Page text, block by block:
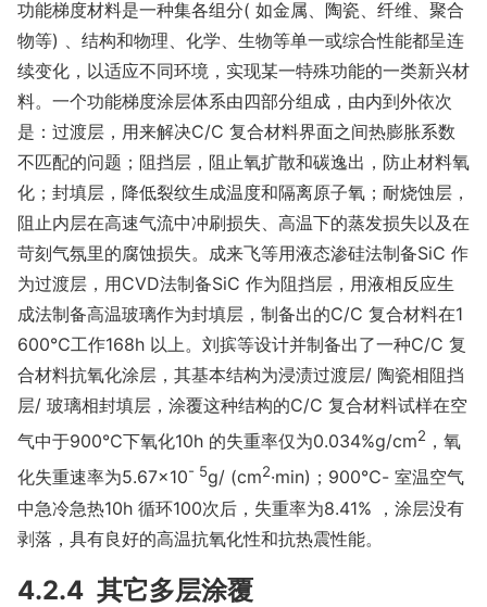
功能梯度材料是一种集各组分( 如金属、陶瓷、纤维、聚合
物等) 、结构和物理、化学、生物等单一或综合性能都呈连
续变化，以适应不同环境，实现某一特殊功能的一类新兴材
料。一个功能梯度涂层体系由四部分组成，由内到外依次
是：过渡层，用来解决C/C 复合材料界面之间热膨胀系数
不匹配的问题；阻挡层，阻止氧扩散和碳逸出，防止材料氧
化；封填层，降低裂纹生成温度和隔离原子氧；耐烧蚀层，
阻止内层在高速气流中冲刷损失、高温下的蒸发损失以及在
苛刻气氛里的腐蚀损失。成来飞等用液态渗硅法制备SiC 作
为过渡层，用CVD法制备SiC 作为阻挡层，用液相反应生
成法制备高温玻璃作为封填层，制备出的C/C 复合材料在1
600℃工作168h 以上。刘摈等设计并制备出了一种C/C 复
合材料抗氧化涂层，其基本结构为浸渍过渡层/ 陶瓷相阻挡
层/ 玻璃相封填层，涂覆这种结构的C/C 复合材料试样在空
气中于900℃下氧化10h 的失重率仅为0.034%g/cm2 ，氧
化失重速率为5.67×10- 5g/ (cm2·min)；900℃- 室温空气
中急冷急热10h 循环100次后，失重率为8.41% ，涂层没有
剥落，具有良好的高温抗氧化性和抗热震性能。
4.2.4 其它多层涂覆